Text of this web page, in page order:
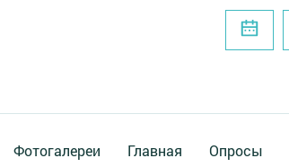
Фотогалереи Главная Опросы